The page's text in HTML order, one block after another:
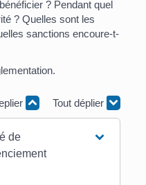
? Pendant quel
? Quelles sont les
sanctions encoure-t-
Tout déplier
de